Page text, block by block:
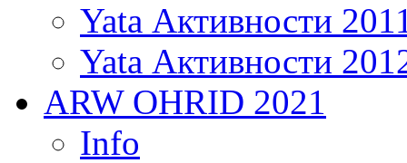
Yata Активности
Yata Активности
ARW OHRID 2021
Info